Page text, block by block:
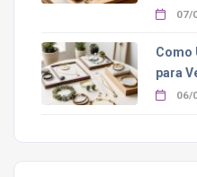
07/
Como
para
06/